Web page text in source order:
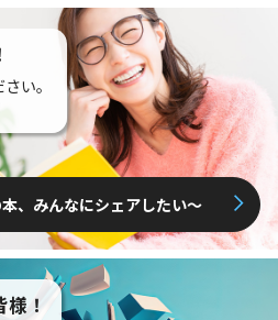
い。
本、みんなにシェアしたい〜
！